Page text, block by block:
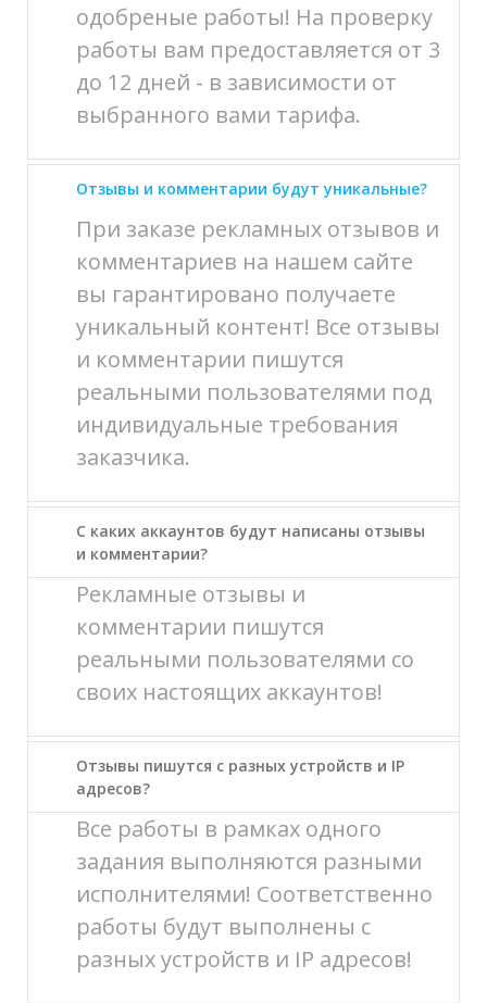
одобреные работы! На проверку
работы вам предоставляется от 3
до 12 дней - в зависимости от
выбранного вами тарифа.
Отзывы и комментарии будут уникальные?
При заказе рекламных отзывов и
комментариев на нашем сайте
вы гарантировано получаете
уникальный контент! Все отзывы
и комментарии пишутся
реальными пользователями под
индивидуальные требования
заказчика.
С каких аккаунтов будут написаны отзывы
и комментарии?
Рекламные отзывы и
комментарии пишутся
реальными пользователями со
своих настоящих аккаунтов!
Отзывы пишутся с разных устройств и IP
адресов?
Все работы в рамках одного
задания выполняются разными
исполнителями! Соответственно
работы будут выполнены с
разных устройств и IP адресов!